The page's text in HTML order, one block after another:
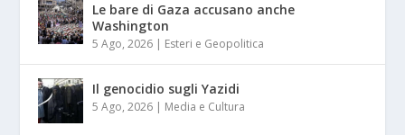
Le bare di Gaza accusano anche
Washington
5 Ago, 2026 | Esteri e Geopolitica
Il genocidio sugli Yazidi
5 Ago, 2026 | Media e Cultura